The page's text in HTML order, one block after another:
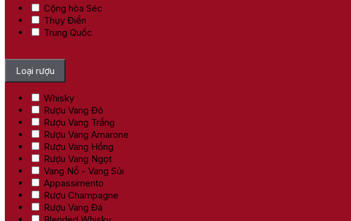
Cộng hòa Séc
Thụy Điển
Trung Quốc
Loại rượu
Whisky
Rượu Vang Đỏ
Rượu Vang Trắng
Rượu Vang Amarone
Rượu Vang Hồng
Rượu Vang Ngọt
Vang Nổ - Vang Sủi
Appassimento
Rượu Champagne
Rượu Vang Đá